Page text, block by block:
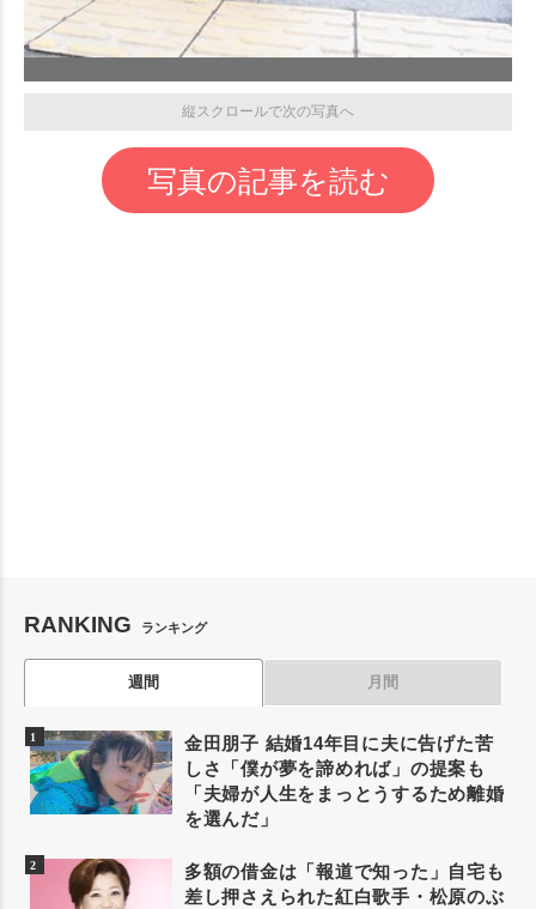
縦スクロールで次の写真へ
写真の記事を読む
RANKING ランキング
週間 月間
金田朋子 結婚14年目に夫に告げた苦
しさ「僕が夢を諦めれば」の提案も
「夫婦が人生をまっとうするため離婚
を選んだ」
多額の借金は「報道で知った」自宅も
差し押さえられた紅白歌手・松原のぶ